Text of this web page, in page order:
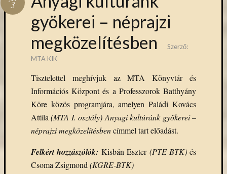
gyökerei – néprajzi
megközelítésben
3
Szerző:
MTA KIK
Tisztelettel meghívjuk az MTA Könyvtár és
Információs Központ és a Professzorok Batthyány
Köre közös programjára, amelyen Paládi Kovács
Attila(MTA I. osztály) Anyagi kultúránk gyökerei –
néprajzi megközelítésbencímmel tart előadást.
Felkért hozzászólók: Kisbán Eszter (PTE-BTK)és
Csoma Zsigmond (KGRE-BTK)